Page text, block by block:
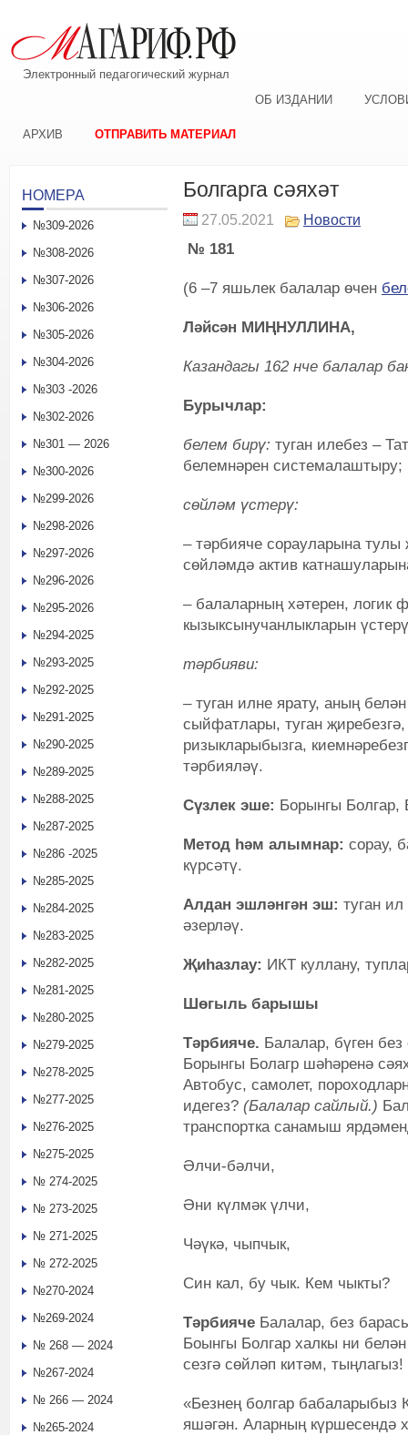
Электронный педагогический журнал
ОБ ИЗДАНИИ
АРХИВ ОТПРАВИТЬ МАТЕРИАЛ
Болгарга сәяхәт
27.05.2021 Новости
№ 181
(6 –7 яшьлек балалар өчен
Ләйсән МИҢНУЛЛИНА,
Казандагы 162 нче балалар
Бурычлар:
белем бирү: туган илебез –
белемнәрен системалаштыру;
сөйләм үстерү:
– тәрбияче сорауларына тулы
сөйләмдә актив
– балаларның хәтерен, логик
кызыксынучанлыкларын
тәрбияви:
– туган илне ярату, аның
сыйфатлары, туган
ризыкларыбызга,
тәрбияләү.
Сүзлек эше: Борынгы Болгар,
Метод һәм алымнар: сорау,
күрсәтү.
Алдан эшләнгән эш: туган
әзерләү.
Җиһазлау: ИКТ куллану,
Шөгыль барышы
Тәрбияче. Балалар, бүген без
Борынгы Болагр шәһәренә
Автобус, самолет,
идегез? (Балалар сайлый.)
транспортка санамыш
Әлчи-бәлчи,
Әни күлмәк үлчи,
Чәүкә, чыпчык,
Син кал, бу чык. Кем чыкты?
Тәрбияче Балалар, без
Боынгы Болгар халкы ни
сезгә сөйләп китәм, тыңлагыз!
«Безнең болгар бабаларыбыз
яшәгән. Аларның күршесендә
НОМЕРА
№309-2026
№308-2026
№307-2026
№306-2026
№305-2026
№304-2026
№303 -2026
№302-2026
№301 — 2026
№300-2026
№299-2026
№298-2026
№297-2026
№296-2026
№295-2026
№294-2025
№293-2025
№292-2025
№291-2025
№290-2025
№289-2025
№288-2025
№287-2025
№286 -2025
№285-2025
№284-2025
№283-2025
№282-2025
№281-2025
№280-2025
№279-2025
№278-2025
№277-2025
№276-2025
№275-2025
№ 274-2025
№ 273-2025
№ 271-2025
№ 272-2025
№270-2024
№269-2024
№ 268 — 2024
№267-2024
№ 266 — 2024
№265-2024